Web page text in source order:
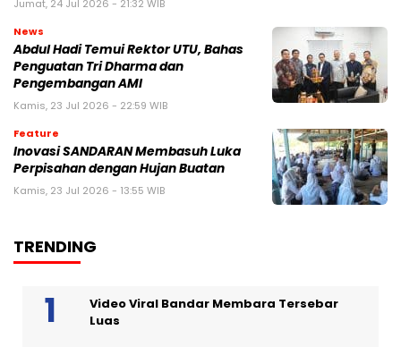
Jumat, 24 Jul 2026 - 21:32 WIB
News
Abdul Hadi Temui Rektor UTU, Bahas
Penguatan Tri Dharma dan
Pengembangan AMI
Kamis, 23 Jul 2026 - 22:59 WIB
Feature
Inovasi SANDARAN Membasuh Luka
Perpisahan dengan Hujan Buatan
Kamis, 23 Jul 2026 - 13:55 WIB
TRENDING
Video Viral Bandar Membara Tersebar
Luas